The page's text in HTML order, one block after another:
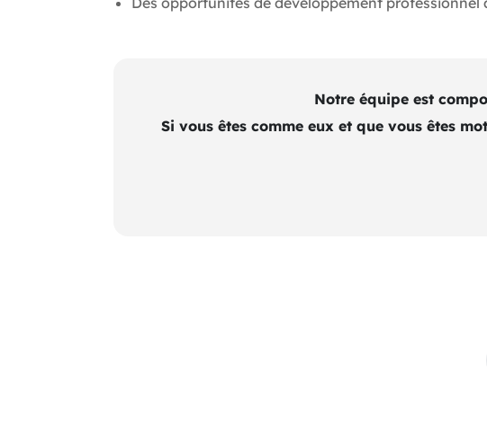
Notre équipe est
Si vous êtes comme eux et que vous êtes